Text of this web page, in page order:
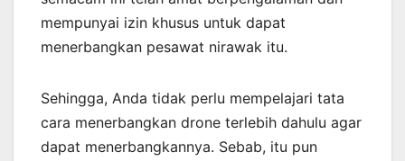
mempunyai izin khusus untuk dapat
menerbangkan pesawat nirawak itu.
Sehingga, Anda tidak perlu mempelajari tata
cara menerbangkan drone terlebih dahulu agar
dapat menerbangkannya. Sebab, itu pun